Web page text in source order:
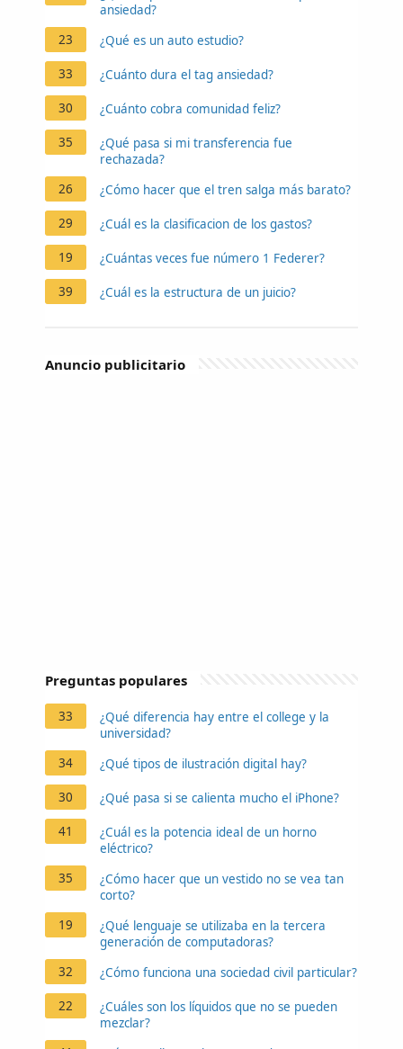
ansiedad?
23
¿Qué es un auto estudio?
33 ¿Cuánto dura el tag ansiedad?
30 ¿Cuánto cobra comunidad feliz?
35
¿Qué pasa si mi transferencia fue
rechazada?
26
¿Cómo hacer que el tren salga más barato?
29 ¿Cuál es la clasificacion de los gastos?
19 ¿Cuántas veces fue número 1 Federer?
39 ¿Cuál es la estructura de un juicio?
Anuncio publicitario
Preguntas populares
33
¿Qué diferencia hay entre el college y la
universidad?
34
¿Qué tipos de ilustración digital hay?
30 ¿Qué pasa si se calienta mucho el iPhone?
41
¿Cuál es la potencia ideal de un horno
eléctrico?
35
¿Cómo hacer que un vestido no se vea tan
corto?
19
¿Qué lenguaje se utilizaba en la tercera
generación de computadoras?
32
¿Cómo funciona una sociedad civil particular?
22
¿Cuáles son los líquidos que no se pueden
mezclar?